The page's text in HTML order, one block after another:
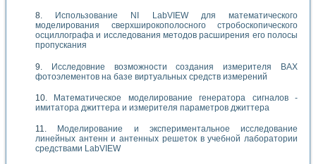
Использование NI LabVIEW для математического
моделирования сверхширокополосного стробоскопического
осциллографа и исследования методов расширения его полосы
пропускания
Исследовние возможности создания измерителя ВАХ
фотоэлементов на базе виртуальных средств измерений
Математическое моделирование генератора сигналов -
имитатора джиттера и измерителя параметров джиттера
Моделирование и экспериментальное исследование
линейных антенн и антенных решеток в учебной лаборатории
средствами LabVIEW